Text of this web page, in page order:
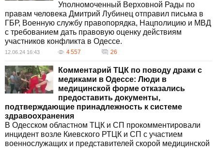
Уполномоченный Верховной Рады по
правам человека Дмитрий Лубинец отправил письма в
ГБР, Военную службу правопорядка, Нацполицию и МВД
с требованием дать правовую оценку действиям
участников конфликта в Одессе.
12.06.24 16:43 4 557 26
Комментарий ТЦК по поводу драки с
медиками в Одессе: Люди в
медицинской форме отказались
предоставить документы,
подтверждающие принадлежность к системе
здравоохранения
В Одесском областном ТЦК и СП прокомментировали
инцидент возле Киевского РТЦК и СП с участием
военнослужащих и представителей скорой медицинской